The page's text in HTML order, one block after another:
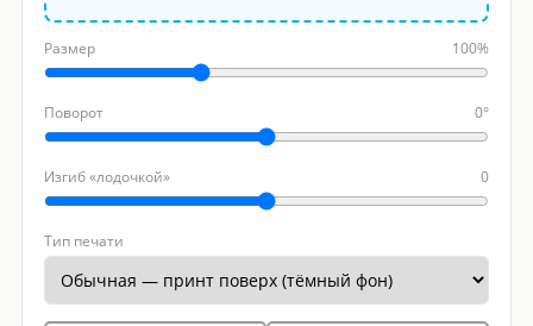
Размер 100%
Поворот 0°
Изгиб «лодочкой» 0
Тип печати